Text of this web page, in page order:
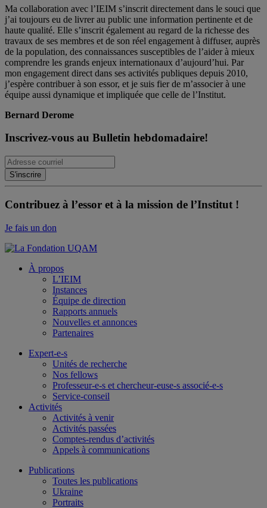
Ma collaboration avec l’IEIM s’inscrit directement dans le souci que
j’ai toujours eu de livrer au public une information pertinente et de
haute qualité. Elle s’inscrit également au regard de la richesse des
travaux de ses membres et de son réel engagement à diffuser, auprès
de la population, des connaissances susceptibles de l’aider à mieux
comprendre les grands enjeux internationaux d’aujourd’hui. Par
mon engagement direct dans ses activités publiques depuis 2010,
j’espère contribuer à son essor, et je suis fier de m’associer à une
équipe aussi dynamique et impliquée que celle de l’Institut.
Bernard Derome
Inscrivez-vous au Bulletin hebdomadaire!
Contribuez à l’essor et à la mission de l’Institut !
Je fais un don
À propos
L’IEIM
Instances
Équipe de direction
Rapports annuels
Nouvelles et annonces
Partenaires
Expert-e-s
Unités de recherche
Nos fellows
Professeur-e-s et chercheur-euse-s associé-e-s
Service-conseil
Activités
Activités à venir
Activités passées
Comptes-rendus d’activités
Appels à communications
Publications
Toutes les publications
Ukraine
Portraits